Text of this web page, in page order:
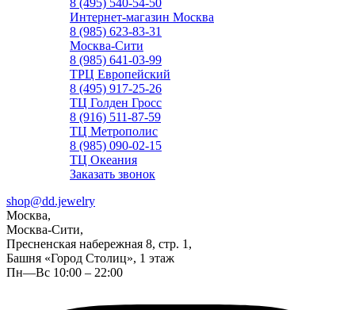
8 (495) 540-54-50
Интернет-магазин Москва
8 (985) 623-83-31
Москва-Сити
8 (985) 641-03-99
ТРЦ Европейский
8 (495) 917-25-26
ТЦ Голден Гросс
8 (916) 511-87-59
ТЦ Метрополис
8 (985) 090-02-15
ТЦ Океания
Заказать звонок
shop@dd.jewelry
Москва,
Москва-Сити,
Пресненская набережная 8, стр. 1,
Башня «Город Столиц», 1 этаж
Пн—Вс 10:00 – 22:00